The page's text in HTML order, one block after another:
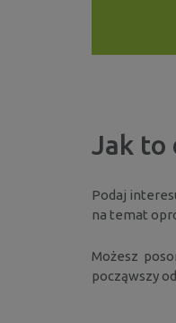
realny
Jak to
Podaj
na temat
Możesz
począwszy